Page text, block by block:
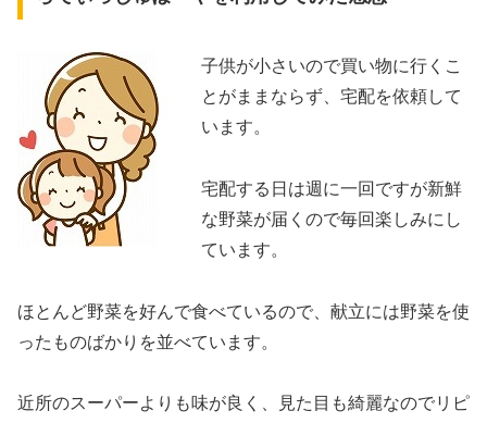
子供が小さいので買い物に行くこ
とがままならず、宅配を依頼して
います。
宅配する日は週に一回ですが新鮮
な野菜が届くので毎回楽しみにし
ています。
ほとんど野菜を好んで食べているので、献立には野菜を使
ったものばかりを並べています。
近所のスーパーよりも味が良く、見た目も綺麗なのでリピ